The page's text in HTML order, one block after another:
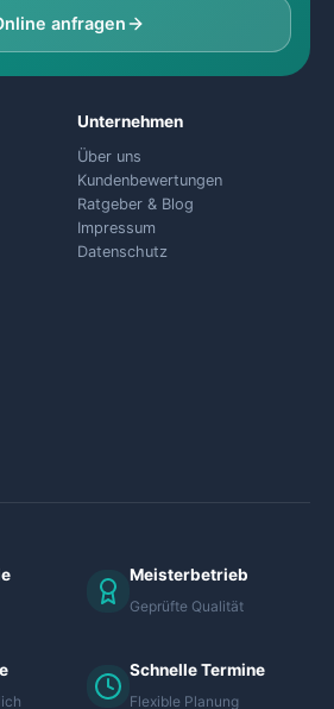
anfragen
Unternehmen
Über uns
Kundenbewertungen
Ratgeber & Blog
Impressum
Datenschutz
Meisterbetrieb
Geprüfte Qualität
Schnelle Termine
Flexible Planung